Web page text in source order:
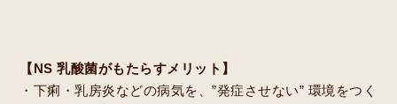
【NS 乳酸菌がもたらすメリット】
・下痢・乳房炎などの病気を、”発症させない” 環境をつく